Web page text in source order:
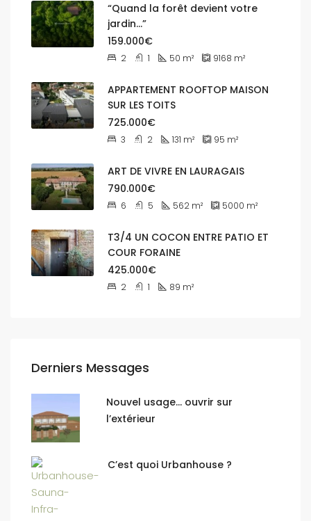
“Quand la forêt devient votre
jardin…”
159.000€
2 1 50 m² 9168 m²
APPARTEMENT ROOFTOP MAISON
SUR LES TOITS
725.000€
3 2 131 m² 95 m²
ART DE VIVRE EN LAURAGAIS
790.000€
6 5 562 m² 5000 m²
T3/4 UN COCON ENTRE PATIO ET
COUR FORAINE
425.000€
2 1 89 m²
Derniers Messages
Nouvel usage… ouvrir sur
l’extérieur
C’est quoi Urbanhouse ?